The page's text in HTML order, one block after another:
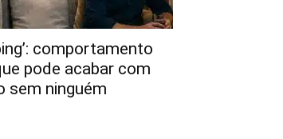
comportamento
pode acabar com
sem ninguém